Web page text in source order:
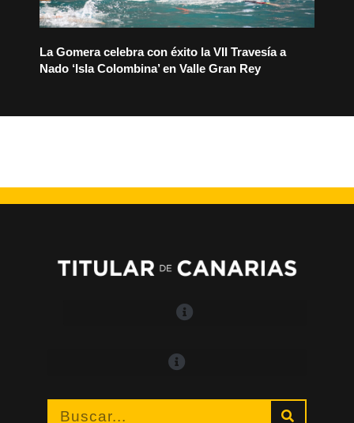
La Gomera celebra con éxito la VII Travesía a
Nado ‘Isla Colombina’ en Valle Gran Rey